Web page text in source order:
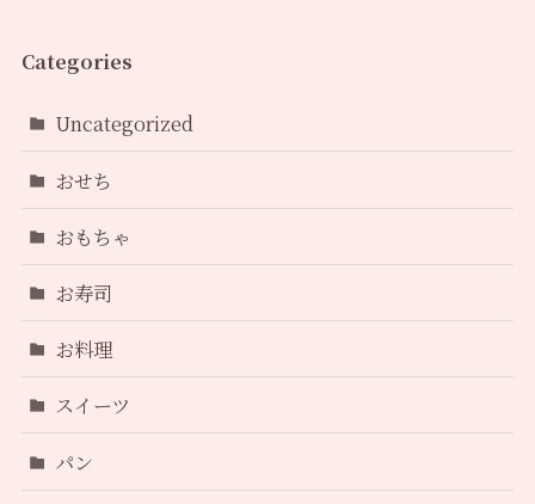
Categories
Uncategorized
おせち
おもちゃ
お寿司
お料理
スイーツ
パン